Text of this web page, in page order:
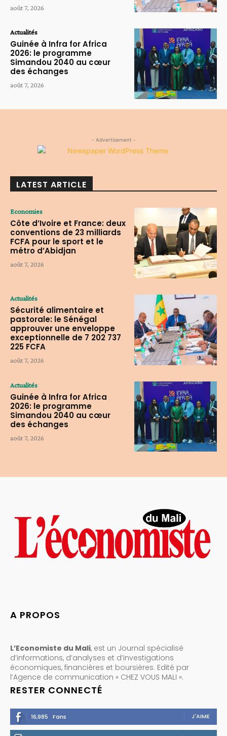
août 7, 2026
Actualités
Guinée à Infra for Africa
2026: le programme
Simandou 2040 au cœur
des échanges
août 7, 2026
- Advertisement -
LATEST ARTICLE
Economies
Côte d’Ivoire et France: deux
conventions de 23 milliards
FCFA pour le sport et le
métro d’Abidjan
août 7, 2026
Actualités
Sécurité alimentaire et
pastorale: le Sénégal
approuver une enveloppe
exceptionnelle de 7 202 737
225 FCFA
août 7, 2026
Actualités
Guinée à Infra for Africa
2026: le programme
Simandou 2040 au cœur
des échanges
août 7, 2026
A PROPOS
L’Economiste du Mali, est un Journal spécialisé
d’informations, d’analyses et d’investigations
économiques, financières et boursières. Edité par
l’Agence de communication « CHEZ VOUS MALI ».
RESTER CONNECTÉ
16,985 Fans J'AIME